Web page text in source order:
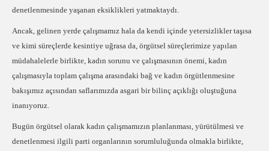
denetlenmesinde yaşanan eksiklikleri yatmaktaydı.
Ancak, gelinen yerde çalışmamız hala da kendi içinde yetersizlikler taşısa
ve kimi süreçlerde kesintiye uğrasa da, örgütsel süreçlerimize yapılan
müdahalelerle birlikte, kadın sorunu ve çalışmasının önemi, kadın
çalışmasıyla toplam çalışma arasındaki bağ ve kadın örgütlenmesine
bakışımız açısından saflarımızda asgari bir bilinç açıklığı oluştuğuna
inanıyoruz.
Bugün örgütsel olarak kadın çalışmamızın planlanması, yürütülmesi ve
denetlenmesi ilgili parti organlarının sorumluluğunda olmakla birlikte,